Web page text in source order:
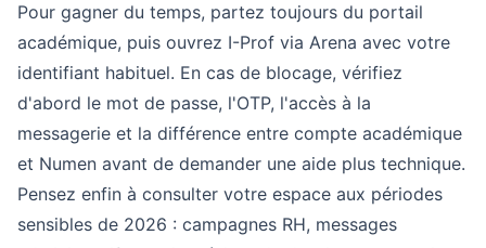
Pour gagner du temps, partez toujours du portail
académique, puis ouvrez I-Prof via Arena avec votre
identifiant habituel. En cas de blocage, vérifiez
d'abord le mot de passe, l'OTP, l'accès à la
messagerie et la différence entre compte académique
et Numen avant de demander une aide plus technique.
Pensez enfin à consulter votre espace aux périodes
sensibles de 2026 : campagnes RH, messages